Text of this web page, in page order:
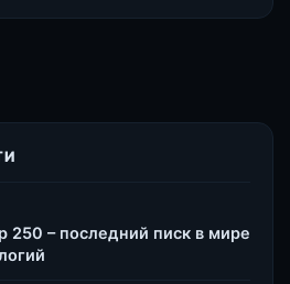
250 – последний писк в мире